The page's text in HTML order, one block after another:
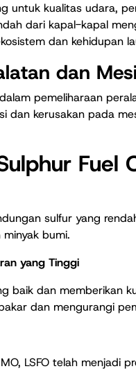
untuk kualitas udara,
dari kapal-kapal
dan kehidupan
dan
pemeliharaan
dan kerusakan pada
Fuel
sulfur yang
bumi.
yang Tinggi
baik dan memberikan
dan mengurangi
LSFO telah menjadi